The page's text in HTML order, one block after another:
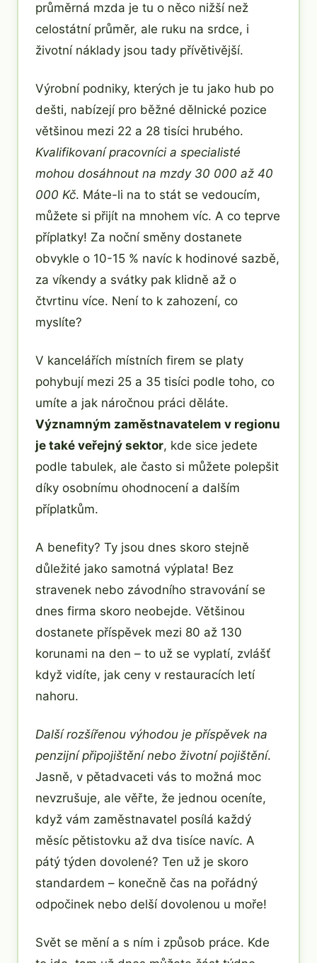
průměrná mzda je tu o něco nižší než
celostátní průměr, ale ruku na srdce, i
životní náklady jsou tady přívětivější.
Výrobní podniky, kterých je tu jako hub po
dešti, nabízejí pro běžné dělnické pozice
většinou mezi 22 a 28 tisíci hrubého.
Kvalifikovaní pracovníci a specialisté
mohou dosáhnout na mzdy 30 000 až 40
000 Kč. Máte-li na to stát se vedoucím,
můžete si přijít na mnohem víc. A co teprve
příplatky! Za noční směny dostanete
obvykle o 10-15 % navíc k hodinové sazbě,
za víkendy a svátky pak klidně až o
čtvrtinu více. Není to k zahození, co
myslíte?
V kancelářích místních firem se platy
pohybují mezi 25 a 35 tisíci podle toho, co
umíte a jak náročnou práci děláte.
Významným zaměstnavatelem v regionu
je také veřejný sektor, kde sice jedete
podle tabulek, ale často si můžete polepšit
díky osobnímu ohodnocení a dalším
příplatkům.
A benefity? Ty jsou dnes skoro stejně
důležité jako samotná výplata! Bez
stravenek nebo závodního stravování se
dnes firma skoro neobejde. Většinou
dostanete příspěvek mezi 80 až 130
korunami na den – to už se vyplatí, zvlášť
když vidíte, jak ceny v restauracích letí
nahoru.
Další rozšířenou výhodou je příspěvek na
penzijní připojištění nebo životní pojištění.
Jasně, v pětadvaceti vás to možná moc
nevzrušuje, ale věřte, že jednou oceníte,
když vám zaměstnavatel posílá každý
měsíc pětistovku až dva tisíce navíc. A
pátý týden dovolené? Ten už je skoro
standardem – konečně čas na pořádný
odpočinek nebo delší dovolenou u moře!
Svět se mění a s ním i způsob práce. Kde